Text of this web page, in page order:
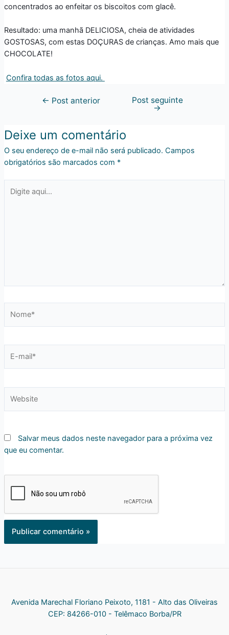
concentrados ao enfeitar os biscoitos com glacê.
Resultado: uma manhã DELICIOSA, cheia de atividades
GOSTOSAS, com estas DOÇURAS de crianças. Amo mais que
CHOCOLATE!
Confira todas as fotos aqui.
← Post anterior Post seguinte
→
Deixe um comentário
O seu endereço de e-mail não será publicado. Campos
obrigatórios são marcados com *
aqui...
mail*
Salvar meus dados neste navegador para a próxima vez
que eu comentar.
Avenida Marechal Floriano Peixoto, 1181 - Alto das Oliveiras
CEP: 84266-010 - Telêmaco Borba/PR